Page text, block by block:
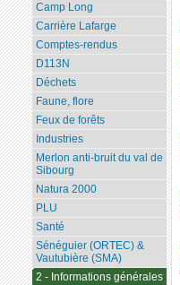
Camp Long
Carrière Lafarge
Comptes-rendus
D113N
Déchets
Faune, flore
Feux de forêts
Industries
Merlon anti-bruit du val de
Sibourg
Natura 2000
PLU
Santé
Sénéguier (ORTEC) &
Vautubière (SMA)
2 - Informations générales